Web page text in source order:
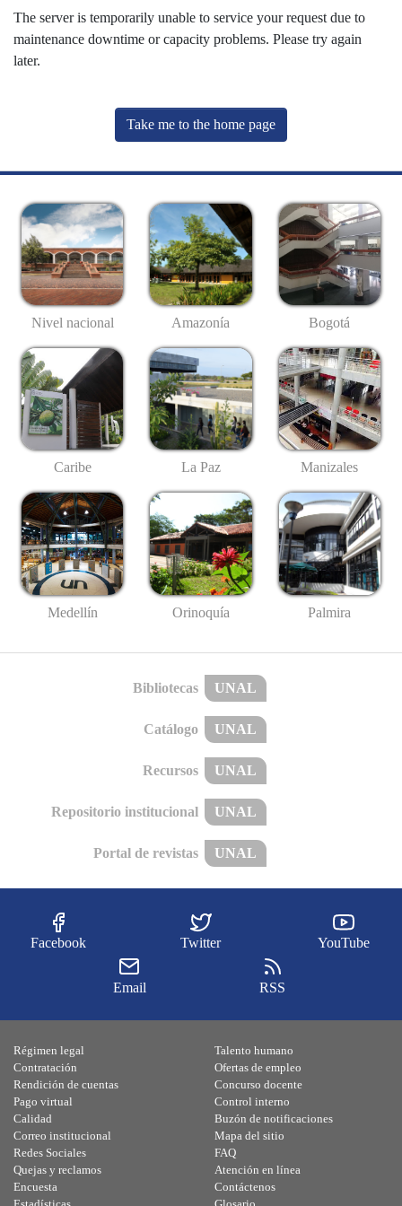
The server is temporarily unable to service your request due to
maintenance downtime or capacity problems. Please try again
later.
Take me to the home page
Nivel nacional Amazonía Bogotá
Caribe La Paz Manizales
Medellín Orinoquía Palmira
Bibliotecas UNAL
Catálogo UNAL
Recursos UNAL
Repositorio institucional UNAL
Portal de revistas UNAL
Facebook Twitter YouTube
Email RSS
Régimen legal
Contratación
Rendición de cuentas
Pago virtual
Calidad
Talento humano
Ofertas de empleo
Concurso docente
Control interno
Buzón de notificaciones
Correo institucional
Redes Sociales
Quejas y reclamos
Encuesta
Mapa del sitio
FAQ
Atención en línea
Contáctenos